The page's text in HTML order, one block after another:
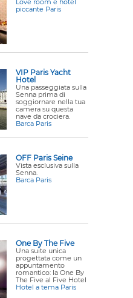
Love room e hotel
piccante Paris
VIP Paris Yacht
Hotel
Una passeggiata sulla
Senna prima di
soggiornare nella tua
camera su questa
nave da crociera.
Barca Paris
OFF Paris Seine
Vista esclusiva sulla
Senna.
Barca Paris
One By The Five
Una suite unica
progettata come un
appuntamento
romantico: la One By
The Five al Five Hotel
Hotel a tema Paris